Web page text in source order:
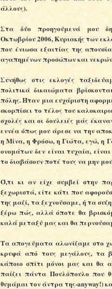
άλλους).
Στα δύο προηγούμενά μου
Οκτωβρίου 2006, Κυριακής των
που ένιωσα εξαιτίας της
αγαπημένων προσώπων και
Συνήθως στις εκλογές
πολιτικά δικαιώματα
πόλης. Ήταν μια ευχάριστη
σκορπίσει το τέλος του
σχολές και οι δουλειές μάς
εννέα όπως μου άρεσε να την
η Μίνα, η Φρόσω, η Γιώτα, εγώ, η
ονομάτων δεν είναι τυχαία,
το διαβάσουν ποτέ τους να μην
Ό,τι κι αν είχε συμβεί στην
ξεχωριστά, είτε κάτι που
της μαζί, τα ξεχνούσαμε, ή τα
ξέρω πώς, αλλά όποτε θα
καλά μεταξύ μας και θα
Τα απογεύματα αλωνίζαμε στο
κρυφά από τους μεγάλους, τα
κάποιο σπίτι μόνοι μας και θα
παίζει πάντα Πουλόπουλο που
θυμάμαι τον άντρα της-anyway!)